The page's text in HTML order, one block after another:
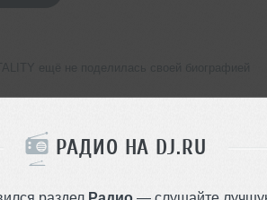
РАДИО НА DJ.RU
раздел Радио — слушайте